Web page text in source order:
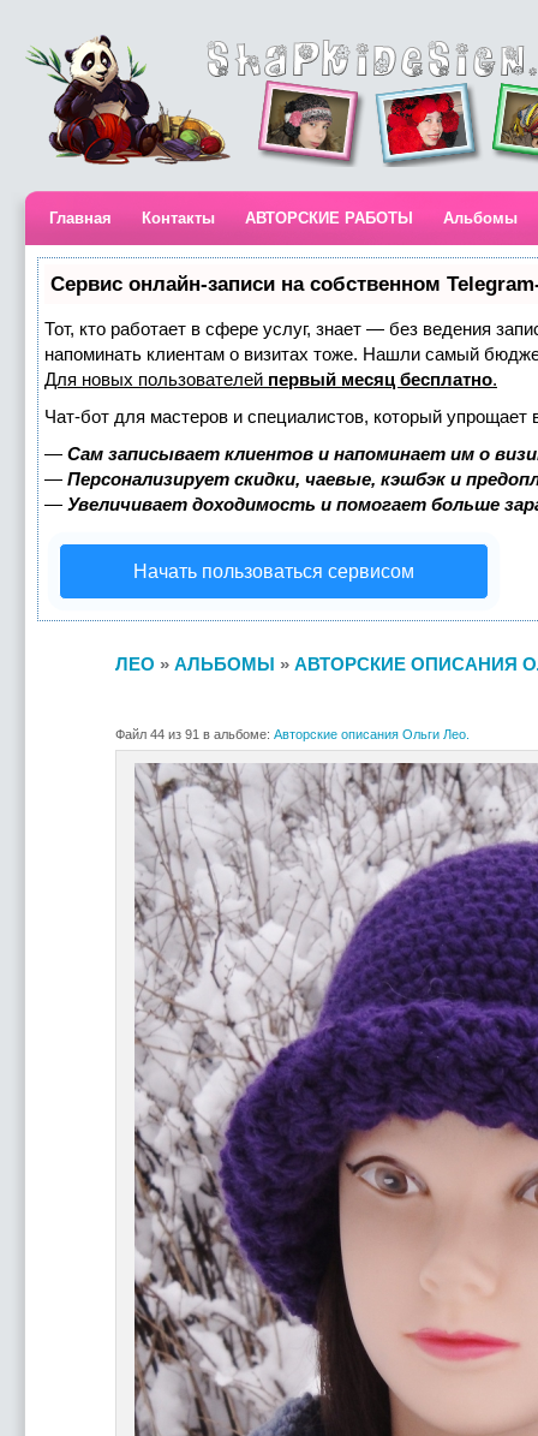
Главная Контакты АВТОРСКИЕ РАБОТЫ Альбомы
Сервис онлайн-записи на собственном
Тот, кто работает в сфере услуг, знает — без ведения
напоминать клиентам о визитах тоже. Нашли самый
Для новых пользователей первый месяц бесплатно.
Чат-бот для мастеров и специалистов, который упрощает
— Сам записывает клиентов и напоминает им о
— Персонализирует скидки, чаевые, кэшбэк и
— Увеличивает доходимость и помогает больше
Начать пользоваться сервисом
ЛЕО » АЛЬБОМЫ » АВТОРСКИЕ ОПИСАНИЯ
Файл 44 из 91 в альбоме: Авторские описания Ольги Лео.